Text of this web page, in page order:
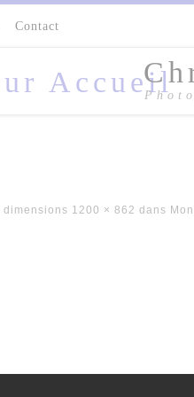
Contact
dimensions 1200 × 862 dans